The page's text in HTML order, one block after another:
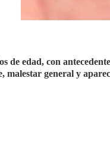
de edad, con
malestar general y